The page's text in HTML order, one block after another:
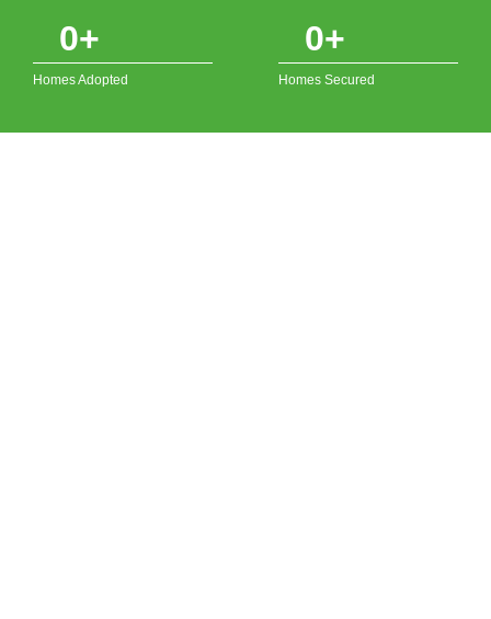
0+
Homes Adopted
0+
Homes Secured